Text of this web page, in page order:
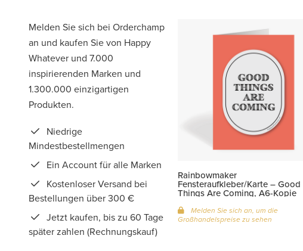
Melden Sie sich bei Orderchamp
an und kaufen Sie von Happy
Whatever und 7.000
inspirierenden Marken und
1.300.000 einzigartigen
Produkten.
Niedrige
Mindestbestellmengen
Ein Account für alle Marken
Kostenloser Versand bei
Bestellungen über 300 €
Jetzt kaufen, bis zu 60 Tage
später zahlen (Rechnungskauf)
Rainbowmaker
Fensteraufkleber/Karte – Good
Things Are Coming, A6-Kopie
Melden Sie sich an, um die
Großhandelspreise zu sehen